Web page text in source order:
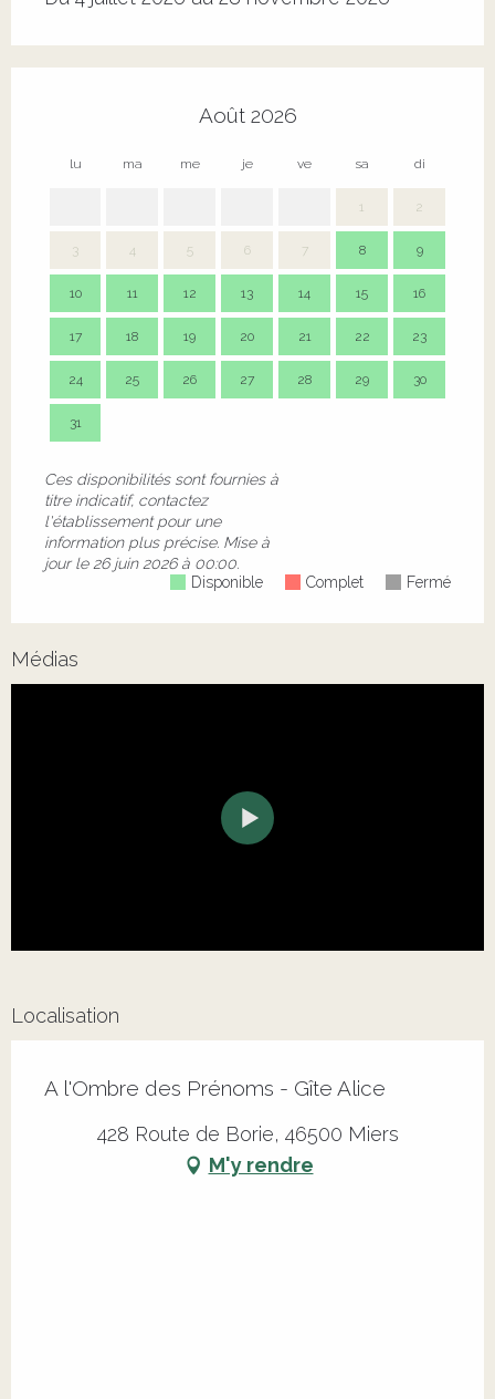
Août 2026
lu ma me je ve sa di
1 2
3 4 5 6 7 8 9
10 11 12 13 14 15 16
17 18 19 20 21 22 23
24 25 26 27 28 29 30
31
Ces disponibilités sont fournies à
titre indicatif, contactez
l'établissement pour une
information plus précise. Mise à
jour le26 juin 2026 à 00:00.
Disponible
Complet Fermé
Médias
Localisation
A l'Ombre des Prénoms - Gîte Alice
428 Route de Borie, 46500 Miers
M'y rendre